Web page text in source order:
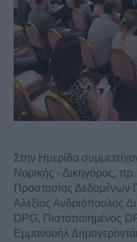
Στην Ημερίδα
Νομικής - Δικηγόρος,
Προστασίας
Αλέξιος Ανδριόπουλος
DPG, Πιστοποιημένος
Εμμανουήλ